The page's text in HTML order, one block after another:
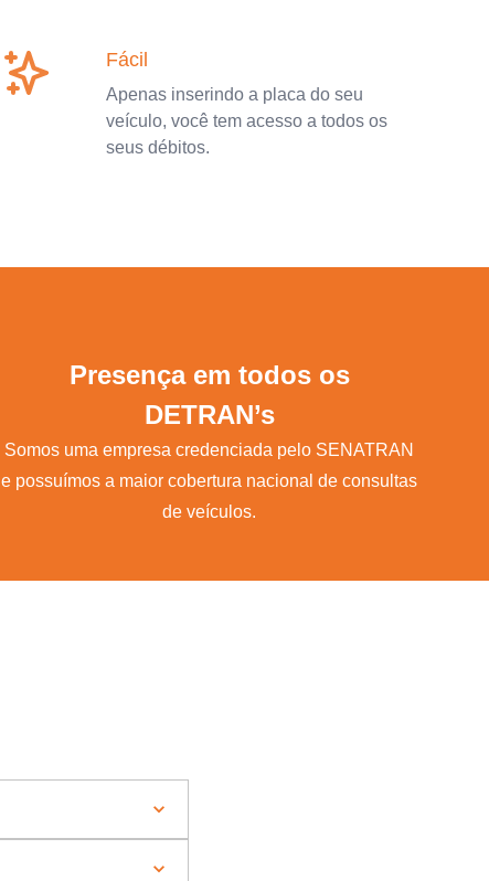
Fácil
Apenas inserindo a placa do seu
veículo, você tem acesso a todos os
seus débitos.
Presença em todos os
DETRAN’s
Somos uma empresa credenciada pelo SENATRAN
e possuímos a maior cobertura nacional de consultas
de veículos.